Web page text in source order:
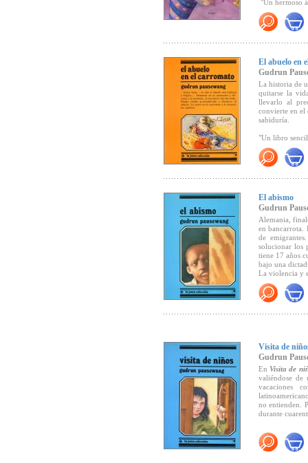
"Un hermoso
"... Un álbum
profesional o
El abuelo en
Gudrun
La historia de
quitarse la
llevarlo al
convierte en el
sabiduría.
"Un libro
El abismo
Gudrun
Alemania,
en bancarrota.
de
solucionar los
tiene 17 años
bajo una
La violencia y
Visita de
Gudrun
En Visita de
valiéndose de
vacaciones
no entienden.
durante
En ese breve
niña mendiga
propias